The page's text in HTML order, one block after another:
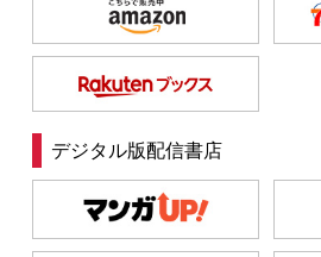
デジタル版配信書店